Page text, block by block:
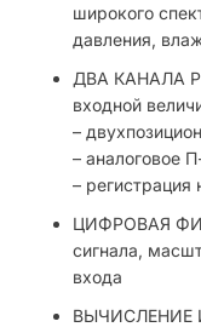
широкого
давления,
ДВА КАНАЛА
входной
–
– аналоговое
–
ЦИФРОВАЯ
сигнала,
входа
ВЫЧИСЛЕНИЕ